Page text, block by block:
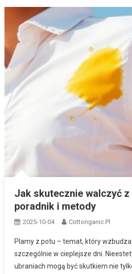
Jak skutecznie walczyć z
poradnik i metody
2025-10-04 Cottonganic.pl
Plamy z potu – temat, który
szczególnie w cieplejsze dni.
ubraniach mogą być skutkiem nie